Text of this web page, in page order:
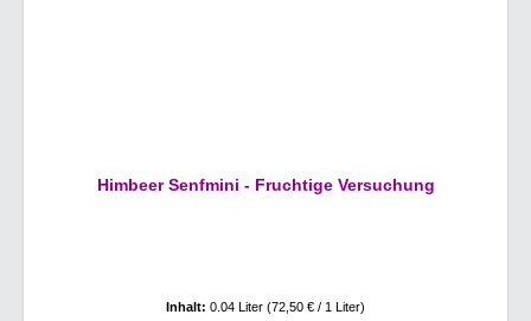
Himbeer Senfmini - Fruchtige Versuchung
Inhalt: 0.04 Liter (72,50 € / 1 Liter)